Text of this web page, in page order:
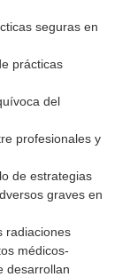
seguras en
prácticas
del
profesionales y
de estrategias
graves en
radiaciones
médicos-
desarrollan